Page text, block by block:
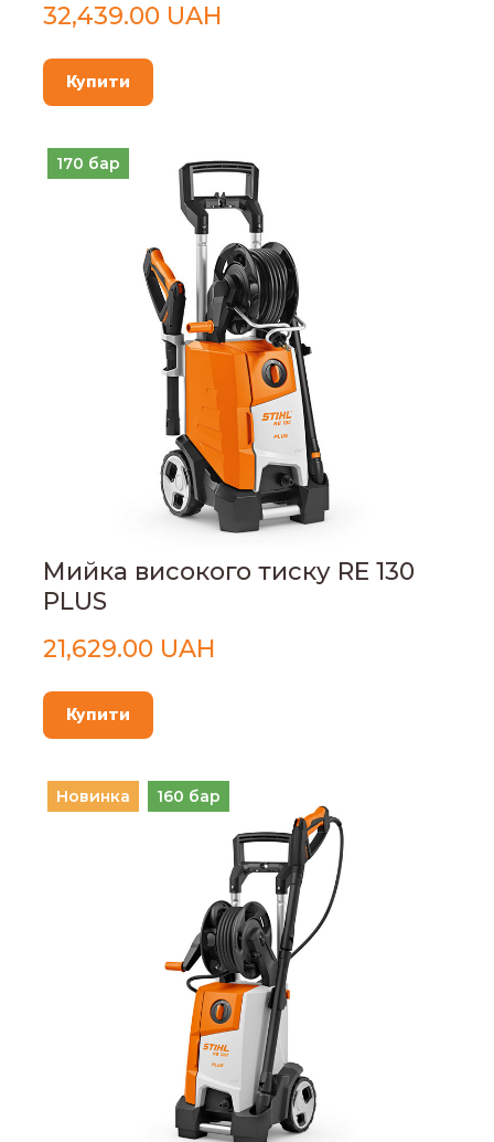
32,439.00 UAH
Купити
170 бар
Мийка високого тиску RE 130
PLUS
21,629.00 UAH
Купити
Новинка 160 бар